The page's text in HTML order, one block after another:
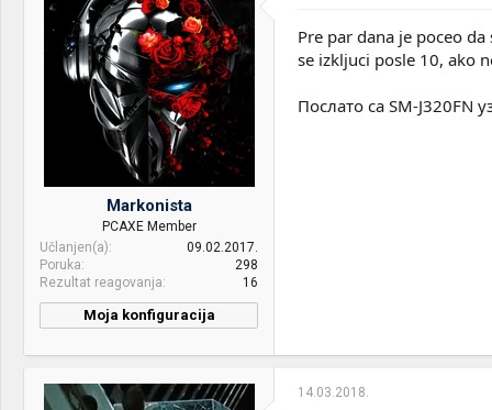
m
p
o
k
r
e
a
n
j
a
Markonista
PCAXE Member
Učlanjen(a)
09.02.2017.
Poruka
298
Rezultat reagovanja
16
Moja konfiguracija
Name:
CPU & cooler: Intel G4560
Pre par dana je poceo
se izkljuci posle 10, ako
Послато са SM-J320FN
14.03.2018.